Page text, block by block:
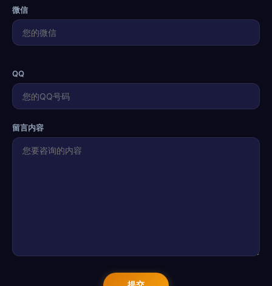
微信
QQ
留言内容